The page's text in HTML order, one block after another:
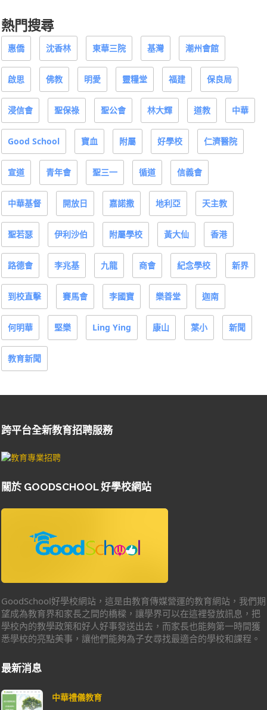
熱門搜尋
惠僑 沈香林 東華三院 基灣 潮州會館
啟思 佛教 明愛 靈糧堂 福建 保良局
浸信會 聖保祿 聖公會 林大輝 道教 中華
Good School 寶血 附屬 好學校 仁濟醫院
宣道 青年會 聖三一 循道 信義會
中華基督 開放日 嘉諾撒 地利亞 天主教
聖若瑟 伊利沙伯 附屬學校 黃大仙 香港
路德會 李兆基 九龍 商會 紀念學校 新界
到校直擊 賽馬會 李國寶 樂善堂 迦南
何明華 堅樂 Ling Ying 康山 葉小 新聞
教育新聞
跨平台全新教育招聘服務
關於 GOODSCHOOL 好學校網站
GoodSchool好學校網站，這是由教育傳媒營運的教育網站，我們期
望成為教育界和家長之間的橋樑，讓學界可以在這裡發放訊息，把
學校內的教學政策和好人好事發送出去，而家長也能夠第一時間獲
悉學校的亮點美事，讓他們能夠為子女尋找最適合的學校和課程。
最新消息
中華禮儀教育